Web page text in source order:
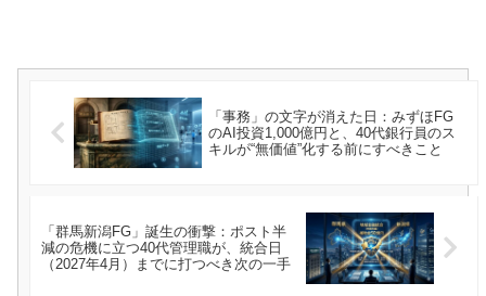
「事務」の文字が消えた日：みずほFG
のAI投資1,000億円と、40代銀行員のス
キルが“無価値”化する前にすべきこと
「群馬新潟FG」誕生の衝撃：ポスト半
減の危機に立つ40代管理職が、統合日
（2027年4月）までに打つべき次の一手